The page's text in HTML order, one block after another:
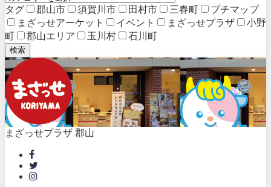
タグ 郡山市 須賀川市 田村市 三春町
プチマップ
まざっせアーケット
イベント まざっせプラザ
小野
町
郡山エリア 玉川村 石川町
検索
まざっせプラザ 郡山